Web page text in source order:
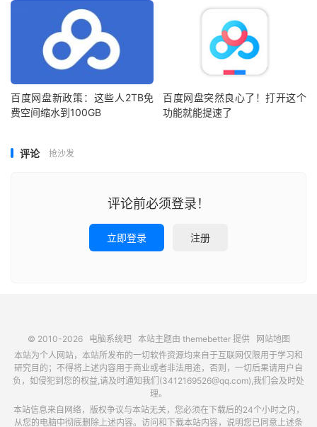
百度网盘新政策：这些人2TB免
费空间缩水到100GB
百度网盘突然良心了！打开这个
功能就能提速了
评论 抢沙发
评论前必须登录！
立即登录 注册
© 2010-2026 电脑系统吧本站主题由 themebetter提供
网站地图
本站为个人网站，本站所发布的一切软件资源均来自于互联网仅限用于学习和
研究目的；不得将上述内容用于商业或者非法用途，否则，一切后果请用户自
负，如侵犯到您的权益,请及时通知我们(3412169526@qq.com),我们会及时处
理。
本站信息来自网络，版权争议与本站无关，您必须在下载后的24个小时之内，
从您的电脑中彻底删除上述内容。访问和下载本站内容，说明您已同意上述条